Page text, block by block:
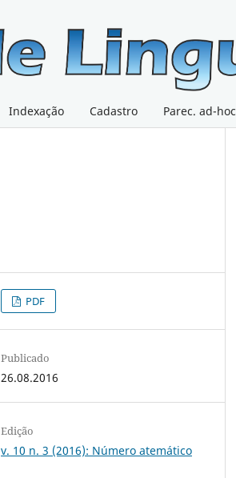
Indexação Cadastro Parec. ad-hoc
PDF
Publicado
26.08.2016
Edição
v. 10 n. 3 (2016): Número atemático